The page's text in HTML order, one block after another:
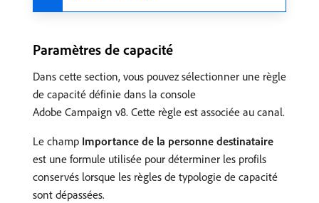
Paramètres de capacité
Dans cette section, vous pouvez sélectionner une règle
de capacité définie dans la console
Adobe Campaign v8. Cette règle est associée au canal.
Le champ Importance de la personne destinataire
est une formule utilisée pour déterminer les profils
conservés lorsque les règles de typologie de capacité
sont dépassées.